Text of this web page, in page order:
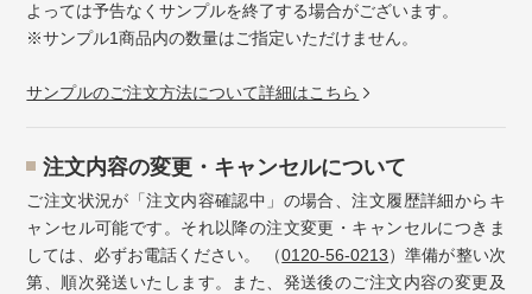
よっては予告なくサンプルを終了する場合がございます。
※サンプル1商品内の数量はご指定いただけません。
サンプルのご注文方法について詳細はこちら
注⽂内容の変更・キャンセルについて
ご注文状況が「注文内容確認中」の場合、注文履歴詳細からキ
ャンセル可能です。それ以降の注文変更・キャンセルにつきま
しては、必ずお電話ください。 （0120-56-0213）準備が整い次
第、順次発送いたします。また、発送後のご注文内容の変更及